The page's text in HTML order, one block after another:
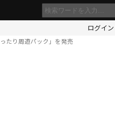
ログイン
たり周遊パック」を発売